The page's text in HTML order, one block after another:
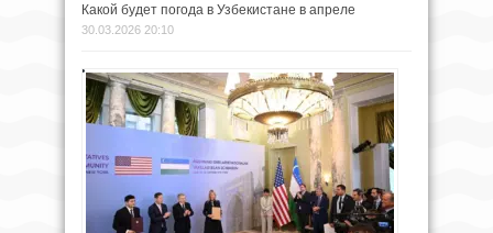
Какой будет погода в Узбекистане в апреле
30.03.2026 20:10